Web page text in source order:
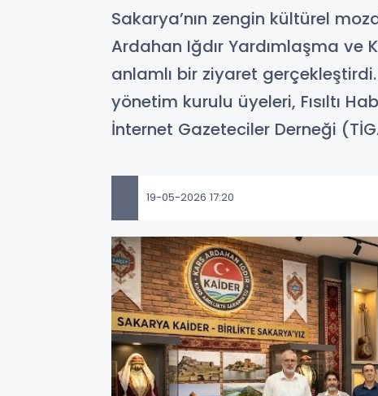
Sakarya’nın zengin kültürel
Ardahan Iğdır Yardımlaşma ve
anlamlı bir ziyaret
yönetim kurulu üyeleri, Fısıltı
İnternet Gazeteciler Derneği
19-05-2026 17:20